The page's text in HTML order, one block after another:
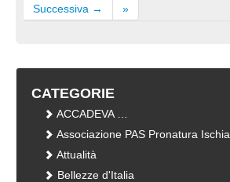
Successiva →
»
CATEGORIE
ACCADEVA …
Associazione PAS Pronatura Ischia
Attualità
Bellezze d'Italia